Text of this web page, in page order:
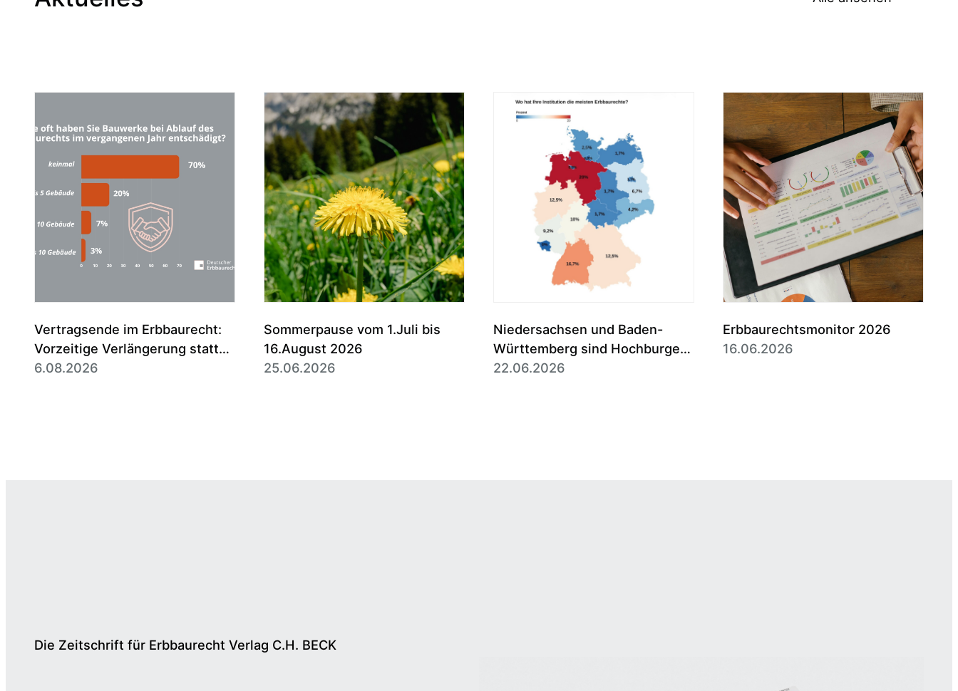
Vertragsende im Erbbaurecht:
Vorzeitige Verlängerung statt
Entschädigung ist die Regel
6.08.2026
Sommerpause vom 1.Juli bis
16.August 2026
25.06.2026
Niedersachsen und Baden-
Württemberg sind Hochburgen
des Erbbaurechts
22.06.2026
Erbbaurechtsmonitor 2026
16.06.2026
Die Zeitschrift für Erbbaurecht Verlag C.H. BECK